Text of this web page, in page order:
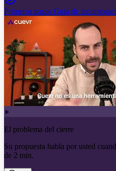
Primeros pasos Guia de
El problema del cierre
Su propuesta habla por usted
de 2 min.